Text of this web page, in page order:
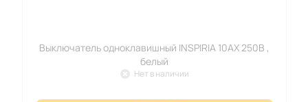
Выключатель одноклавишный INSPIRIA 10АХ 250В ,
белый
Нет в наличии